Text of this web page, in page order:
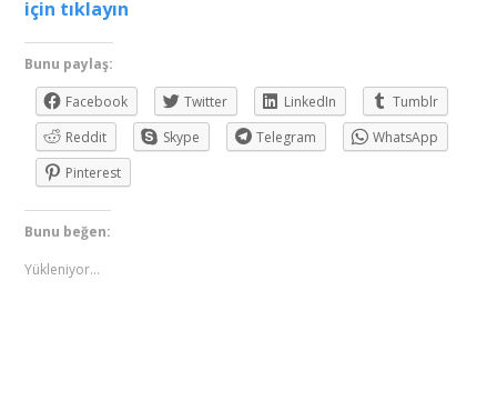
için tıklayın
Bunu paylaş:
Facebook
Twitter LinkedIn
Tumblr
Reddit
Skype Telegram
WhatsApp
Pinterest
Bunu beğen:
Yükleniyor...